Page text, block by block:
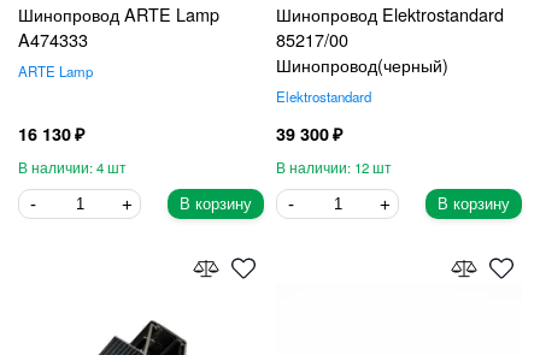
Шинопровод ARTE Lamp
A474333
ARTE Lamp
16 130
4
В корзину
Шинопровод Elektrostandard
85217/00
Шинопровод(черный)
Elektrostandard
39 300
12
В корзину